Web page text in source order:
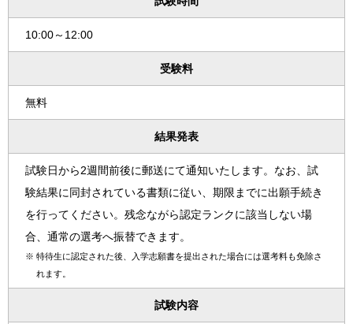
10:00～12:00
受験料
無料
結果発表
試験日から2週間前後に郵送にて通知いたします。なお、試
験結果に同封されている書類に従い、期限までに出願手続き
を行ってください。残念ながら認定ランクに該当しない場
合、通常の選考へ振替できます。
※ 特待生に認定された後、入学志願書を提出された場合には選考料も免除さ
れます。
試験内容